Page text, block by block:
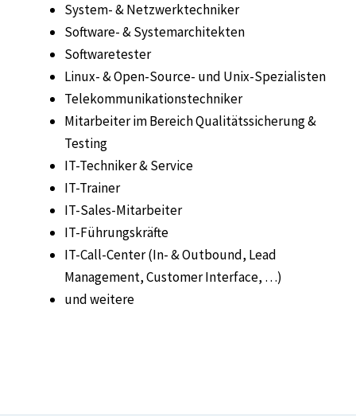
System- & Netzwerktechniker
Software- & Systemarchitekten
Softwaretester
Linux- & Open-Source- und Unix-Spezialisten
Telekommunikationstechniker
Mitarbeiter im Bereich Qualitätssicherung &
Testing
IT-Techniker & Service
IT-Trainer
IT-Sales-Mitarbeiter
IT-Führungskräfte
IT-Call-Center (In- & Outbound, Lead
Management, Customer Interface, …)
und weitere